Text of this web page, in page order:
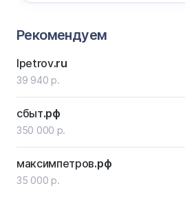
Рекомендуем
lpetrov.ru
39 940 р.
сбыт.рф
350 000 р.
максимпетров.рф
35 000 р.